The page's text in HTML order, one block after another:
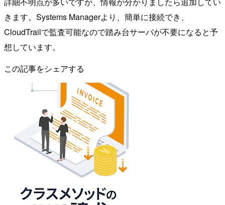
きます。Systems Managerより、簡単に接続でき、
CloudTrailで監査可能なので踏み台サーバが不要になると予
想しています。
この記事をシェアする